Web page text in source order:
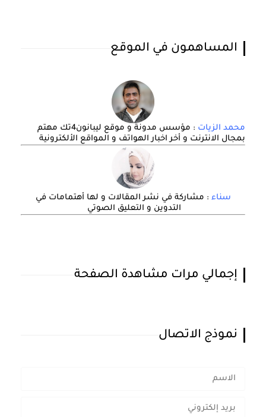
المساهمون في الموقع
محمد الزيات
: مؤسس مدونة و موقع ليبانون4تك مهتم
بمجال الانترنت و أخر اخبار الهواتف و المواقع الألكترونية
سناء : مشاركة في نشر المقالات و لها أهتمامات في
التدوين و التعليق الصوتي
إجمالي مرات مشاهدة الصفحة
نموذج الاتصال